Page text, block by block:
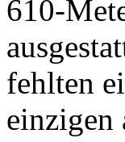
610-
fehlten
einzigen